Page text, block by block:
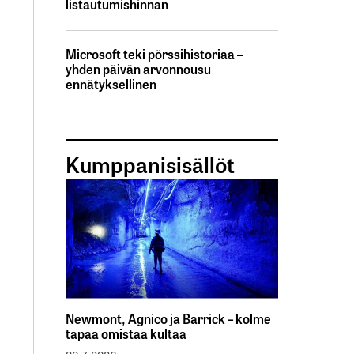
listautumishinnan
Microsoft teki pörssihistoriaa –
yhden päivän arvonnousu
ennätyksellinen
Kumppanisisällöt
Newmont, Agnico ja Barrick – kolme
tapaa omistaa kultaa